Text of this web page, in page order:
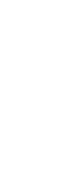
клипы!
стихи,